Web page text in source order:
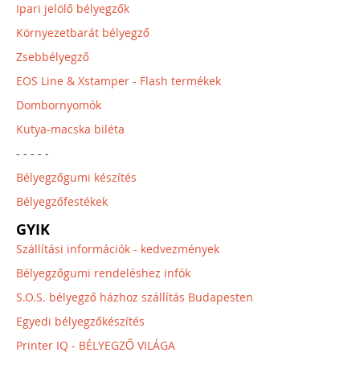
Ipari jelölő bélyegzők
Környezetbarát bélyegző
Zsebbélyegző
EOS Line & Xstamper - Flash termékek
Dombornyomók
Kutya-macska biléta
- - - - -
Bélyegzőgumi készítés
Bélyegzőfestékek
GYIK
Szállítási információk - kedvezmények
Bélyegzőgumi rendeléshez infók
S.O.S. bélyegző házhoz szállítás Budapesten
Egyedi bélyegzőkészítés
Printer IQ - BÉLYEGZŐ VILÁGA